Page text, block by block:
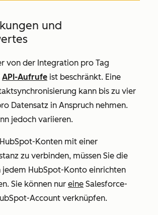
und
von der Integration pro Tag
API-Aufrufe ist beschränkt. Eine
kann bis zu vier
Datensatz in Anspruch nehmen.
jedoch variieren.
Konten mit einer
zu verbinden, müssen Sie die
jedem HubSpot-Konto einrichten
Sie können nur eine Salesforce-
Account verknüpfen.